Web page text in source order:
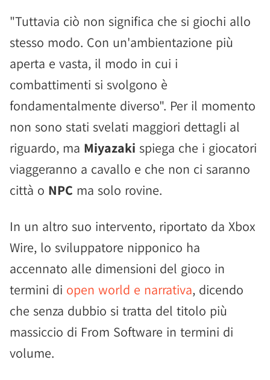
"Tuttavia ciò non significa che si giochi allo
stesso modo. Con un'ambientazione più
aperta e vasta, il modo in cui i
combattimenti si svolgono è
fondamentalmente diverso". Per il momento
non sono stati svelati maggiori dettagli al
riguardo, ma Miyazaki spiega che i giocatori
viaggeranno a cavallo e che non ci saranno
città o NPC ma solo rovine.
In un altro suo intervento, riportato da Xbox
Wire, lo sviluppatore nipponico ha
accennato alle dimensioni del gioco in
termini di open world e narrativa, dicendo
che senza dubbio si tratta del titolo più
massiccio di From Software in termini di
volume.